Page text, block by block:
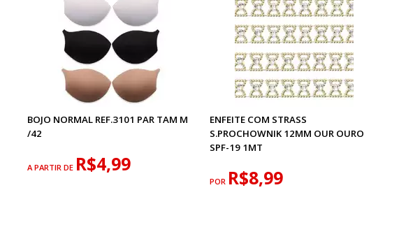
BOJO NORMAL REF.3101 PAR TAM M
/42
A PARTIR DE R$4,99
ENFEITE COM STRASS
S.PROCHOWNIK 12MM OUR OURO
SPF-19 1MT
POR R$8,99